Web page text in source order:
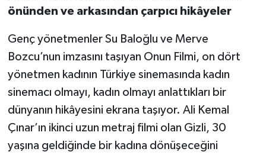
önünden ve arkasından çarpıcı hikâyeler
Genç yönetmenler Su Baloğlu ve Merve
Bozcu’nun imzasını taşıyan Onun Filmi, on dört
yönetmen kadının Türkiye sinemasında kadın
sinemacı olmayı, kadın olmayı anlattıkları bir
dünyanın hikâyesini ekrana taşıyor. Ali Kemal
Çınar’ın ikinci uzun metraj filmi olan Gizli, 30
yaşına geldiğinde bir kadına dönüşeceğini